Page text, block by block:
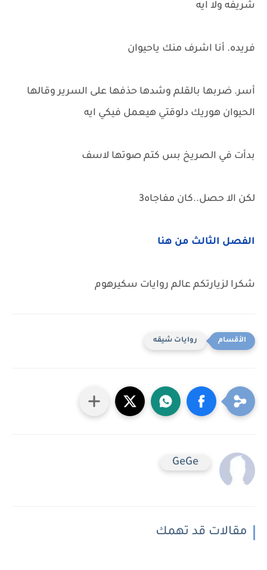
شريفه ولا ايه
فريده. أنا اشرف منك ياحيوان
أسر. ضربها بالقلم وشدها حذفها على السرير وقالها
الحيوان هوريك دلوقتي هيعمل فيكي ايه
بدأت في الصريخ بس كتم صوتها لاسف
لكن الا حصل..كان مفاجاه3
الفصل الثالث من هنا
شكرا لزيارتكم عالم روايات سكيرهوم
روايات شيقه
GeGe
مقالات قد تهمك